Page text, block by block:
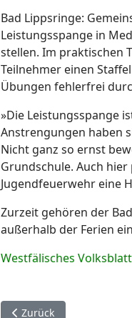
Bad Lippsringe:
Leistungsspange in
stellen. Im praktischen
Teilnehmer einen
Übungen fehlerfrei
»Die Leistungsspange
Anstrengungen haben
Nicht ganz so ernst
Grundschule. Auch
Jugendfeuerwehr eine
Zurzeit gehören der
außerhalb der Ferien
Westfälisches Volksblatt
Vorheriger Beitrag: 28.
Zurück